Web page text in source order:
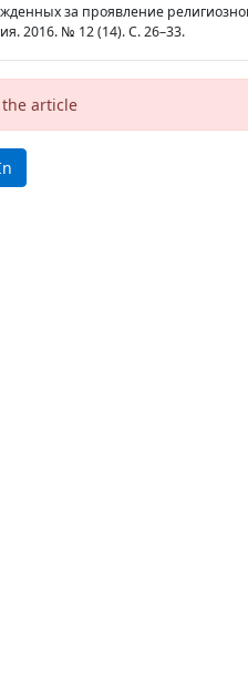
за проявление
2016. № 12 (14). С. 26–33.
the article